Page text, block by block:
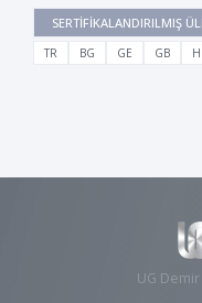
SERTİFİKALANDIRILMIŞ
TR BG GE GB
UG